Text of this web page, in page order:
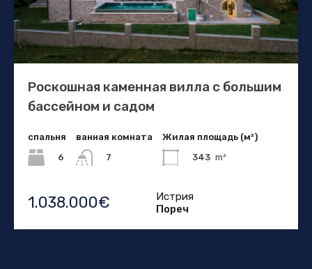
Роскошная каменная вилла с большим
бассейном и садом
спальня
6
ванная комната
7
Жилая площадь (м²)
343 m²
1.038.000€
Истрия
Пореч